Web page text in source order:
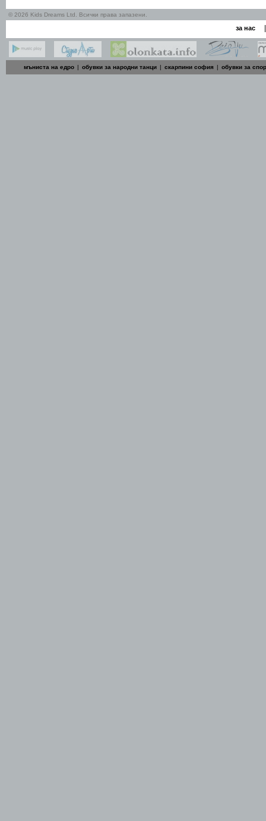
© 2026 Kids Dreams Ltd. Всички права запазени.
за нас |
мъниста на едро | обувки за народни танци | скарпини софия | обувки за